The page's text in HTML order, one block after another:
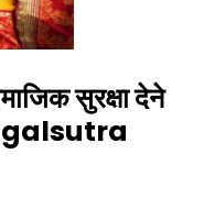
सुरक्षा देने